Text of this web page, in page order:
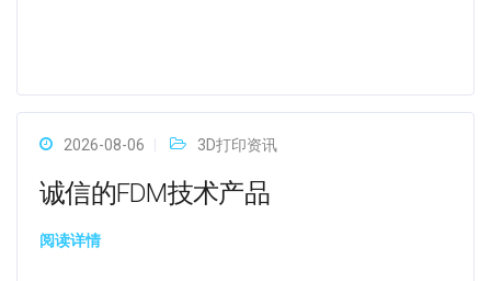
2026-08-06 3D打印资讯
诚信的FDM技术产品
阅读详情